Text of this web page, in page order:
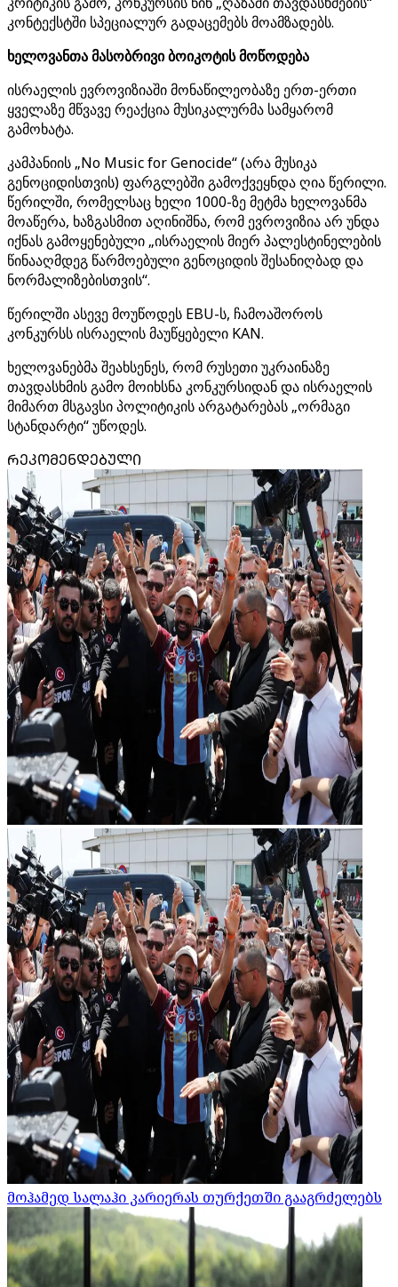
კონტექსტში სპეციალურ გადაცემებს მოამზადებს.
ხელოვანთა მასობრივი ბოიკოტის მოწოდება
ისრაელის ევროვიზიაში მონაწილეობაზე ერთ-ერთი
ყველაზე მწვავე რეაქცია მუსიკალურმა სამყარომ
გამოხატა.
კამპანიის „No Music for Genocide“ (არა მუსიკა
გენოციდისთვის) ფარგლებში გამოქვეყნდა ღია წერილი.
წერილში, რომელსაც ხელი 1000-ზე მეტმა ხელოვანმა
მოაწერა, ხაზგასმით აღინიშნა, რომ ევროვიზია არ უნდა
იქნას გამოყენებული „ისრაელის მიერ პალესტინელების
წინააღმდეგ წარმოებული გენოციდის შესანიღბად და
ნორმალიზებისთვის“.
წერილში ასევე მოუწოდეს EBU-ს, ჩამოაშოროს
კონკურსს ისრაელის მაუწყებელი KAN.
ხელოვანებმა შეახსენეს, რომ რუსეთი უკრაინაზე
თავდასხმის გამო მოიხსნა კონკურსიდან და ისრაელის
მიმართ მსგავსი პოლიტიკის არგატარებას „ორმაგი
სტანდარტი“ უწოდეს.
ᲠᲔᲙᲝᲛᲔᲜᲓᲔᲑᲣᲚᲘ
მოჰამედ სალაჰი კარიერას თურქეთში გააგრძელებს